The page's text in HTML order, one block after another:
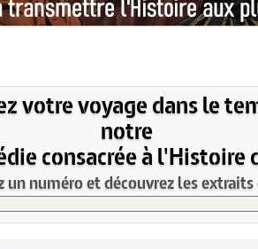
votre voyage dans le
notre
consacrée à l'Histoire
un numéro et découvrez les